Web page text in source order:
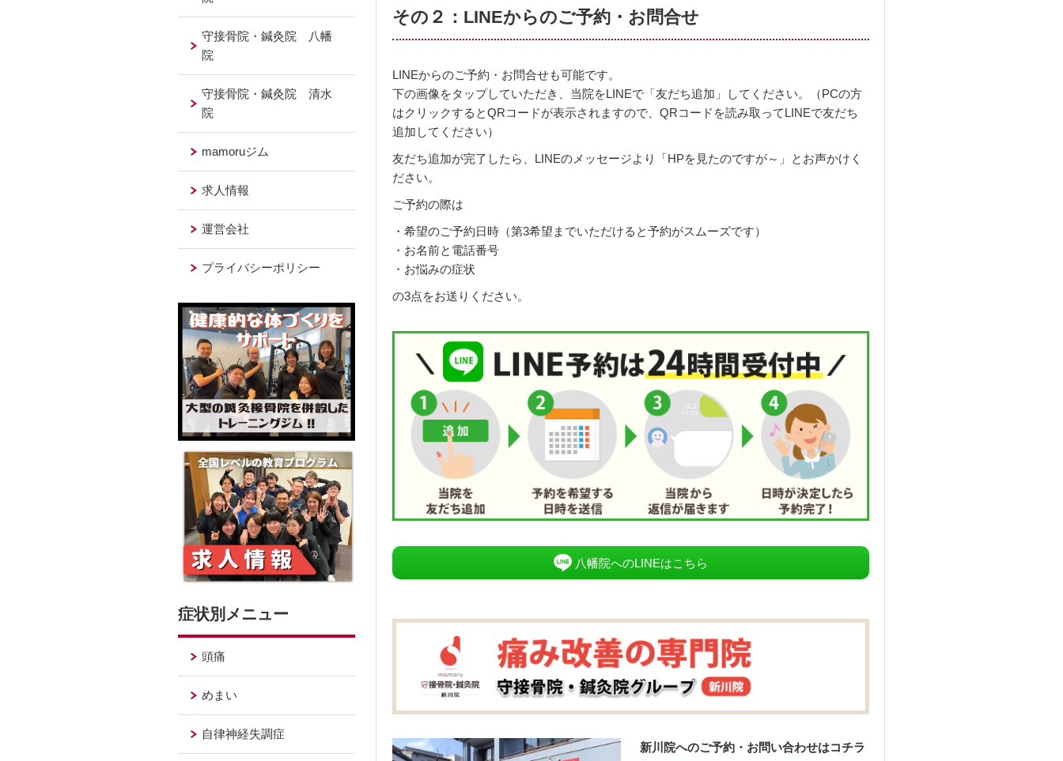
その２：LINEからのご予約・お問合せ
LINEからのご予約・お問合せも可能です。
下の画像をタップしていただき、当院をLINEで「友だち追加」してください。（PCの方
はクリックするとQRコードが表示されますので、QRコードを読み取ってLINEで友だち
追加してください）
友だち追加が完了したら、LINEのメッセージより「HPを見たのですが～」とお声かけく
ださい。
ご予約の際は
・希望のご予約日時（第3希望までいただけると予約がスムーズです）
・お名前と電話番号
・お悩みの症状
の3点をお送りください。
八幡院へのLINEはこちら
新川院へのご予約・お問い合わせはコチラ
守接骨院・鍼灸院 八幡
院
守接骨院・鍼灸院 清水
院
mamoruジム
求人情報
運営会社
プライバシーポリシー
症状別メニュー
頭痛
めまい
自律神経失調症